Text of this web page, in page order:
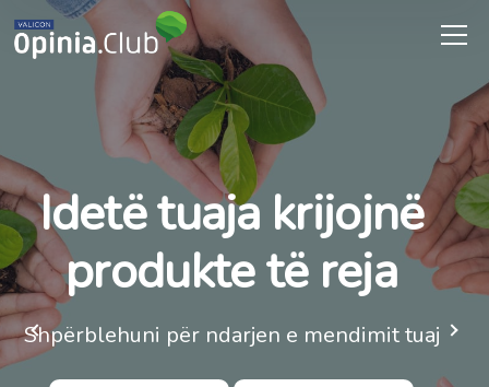
Idetë tuaja krijojnë
produkte të reja
Shpërblehuni për ndarjen e mendimit tuaj